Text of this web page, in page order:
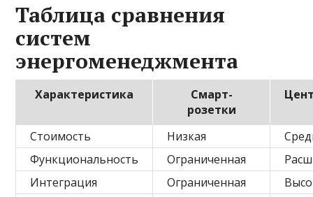
Таблица сравнения
систем
энергоменеджмента
Характеристика
Смарт-
розетки
Стоимость Низкая
Функциональность
Ограниченная
Интеграция
Ограниченная